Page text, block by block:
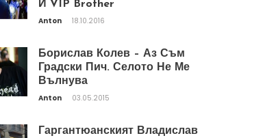
И VIP Brother
Anton 18.10.2016
Борислав Колев – Аз Съм
Градски Пич. Селото Не Ме
Вълнува
Anton 03.05.2015
Гаргантюанският Владислав